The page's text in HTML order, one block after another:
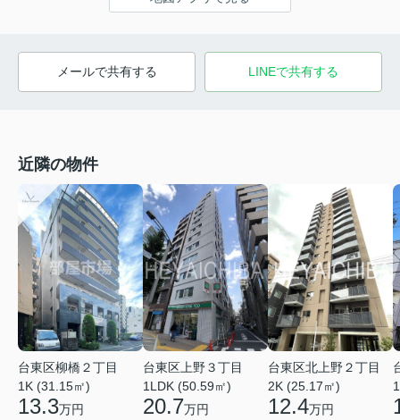
メールで共有する LINEで共有する
近隣の物件
台東区柳橋２丁目
1K (31.15㎡)
13.3万円
台東区上野３丁目
1LDK (50.59㎡)
20.7万円
台東区北上野２丁目
2K (25.17㎡)
12.4万円